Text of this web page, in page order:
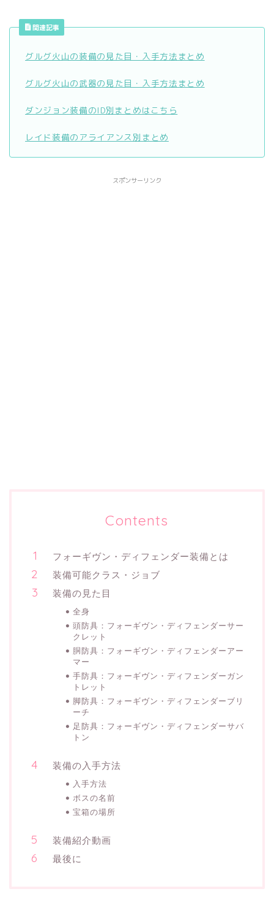
関連記事
グルグ火山の装備の見た目・入手方法まとめ
グルグ火山の武器の見た目・入手方法まとめ
ダンジョン装備のID別まとめはこちら
レイド装備のアライアンス別まとめ
スポンサーリンク
Contents
フォーギヴン・ディフェンダー装備とは
装備可能クラス・ジョブ
装備の見た目
全身
頭防具：フォーギヴン・ディフェンダーサー
クレット
胴防具：フォーギヴン・ディフェンダーアー
マー
手防具：フォーギヴン・ディフェンダーガン
トレット
脚防具：フォーギヴン・ディフェンダーブリ
ーチ
足防具：フォーギヴン・ディフェンダーサバ
トン
装備の入手方法
入手方法
ボスの名前
宝箱の場所
装備紹介動画
最後に